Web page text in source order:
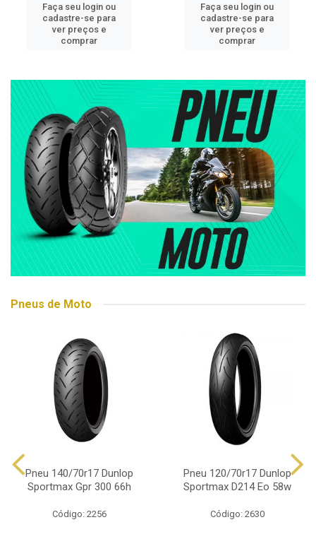
Faça seu login ou
cadastre-se para
ver preços e
comprar
Faça seu login ou
cadastre-se para
ver preços e
comprar
Pneus de Moto
Pneu 140/70r17 Dunlop
Sportmax Gpr 300 66h
Código: 2256
Pneu 120/70r17 Dunlop
Sportmax D214 Eo 58w
Código: 2630